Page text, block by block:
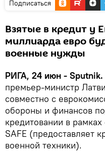
Подписаться
Взятые в кредит у
миллиарда евро
военные нужды
РИГА, 24 июн - Sputnik.
премьер-министр
совместно с
обороны и финансов
кредитовании в
SAFE (предоставляет
военной техники).